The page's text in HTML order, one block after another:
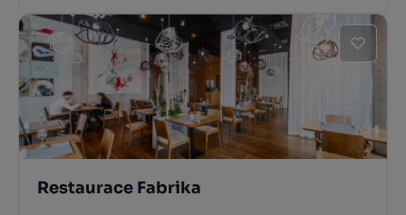
Restaurace Fabrika